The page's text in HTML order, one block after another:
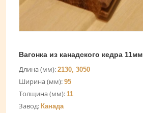
Вагонка из канадского кедра 11мм
Длина (мм): 2130, 3050
Ширина (мм): 95
Толщина (мм): 11
Завод: Канада